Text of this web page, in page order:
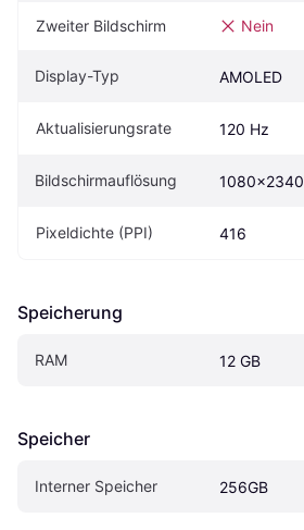
Zweiter Bildschirm Nein
Display-Typ AMOLED
Aktualisierungsrate 120 Hz
Bildschirmauflösung 1080x2340
Pixeldichte (PPI) 416
Speicherung
RAM 12 GB
Speicher
Interner Speicher 256GB